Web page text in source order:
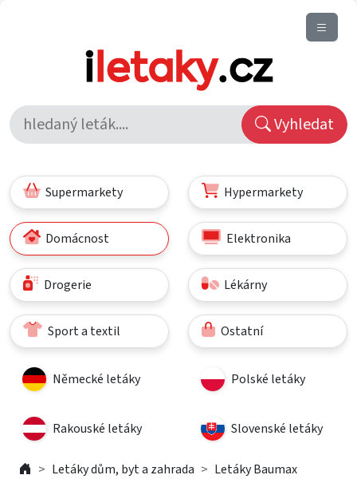
Vyhledat
Supermarkety Hypermarkety
Domácnost Elektronika
Drogerie Lékárny
Sport a textil Ostatní
Německé letáky Polské letáky
Rakouské letáky Slovenské letáky
Letáky dům, byt a zahrada
Letáky Baumax